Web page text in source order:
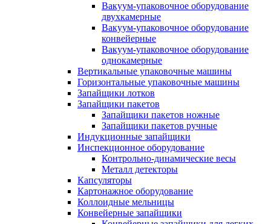
Вакуум-упаковочное оборудование
двухкамерные
Вакуум-упаковочное оборудование
конвейерные
Вакуум-упаковочное оборудование
однокамерные
Вертикальные упаковочные машины
Горизонтальные упаковочные машины
Запайщики лотков
Запайщики пакетов
Запайщики пакетов ножные
Запайщики пакетов ручные
Индукционные запайщики
Инспекционное оборудование
Контрольно-динамические весы
Металл детекторы
Капсуляторы
Картонажное оборудование
Коллоидные мельницы
Конвейерные запайщики